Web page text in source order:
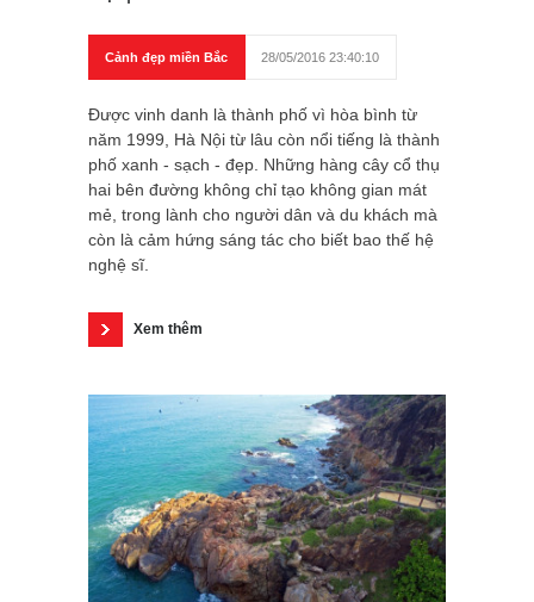
Cảnh đẹp miền Bắc 28/05/2016 23:40:10
Được vinh danh là thành phố vì hòa bình từ
năm 1999, Hà Nội từ lâu còn nổi tiếng là thành
phố xanh - sạch - đẹp. Những hàng cây cổ thụ
hai bên đường không chỉ tạo không gian mát
mẻ, trong lành cho người dân và du khách mà
còn là cảm hứng sáng tác cho biết bao thế hệ
nghệ sĩ.
Xem thêm